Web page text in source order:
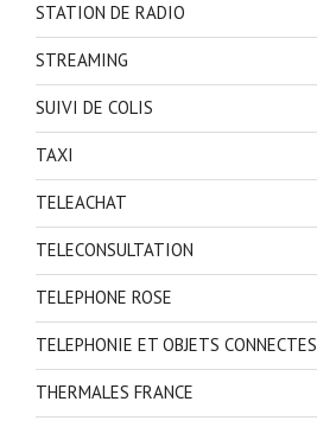
STATION DE RADIO
STREAMING
SUIVI DE COLIS
TAXI
TELEACHAT
TELECONSULTATION
TELEPHONE ROSE
TELEPHONIE ET OBJETS CONNECTES
THERMALES FRANCE